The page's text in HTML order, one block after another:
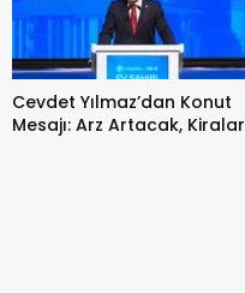
Cevdet Yılmaz’dan Konut
Mesajı: Arz Artacak, Kiralar